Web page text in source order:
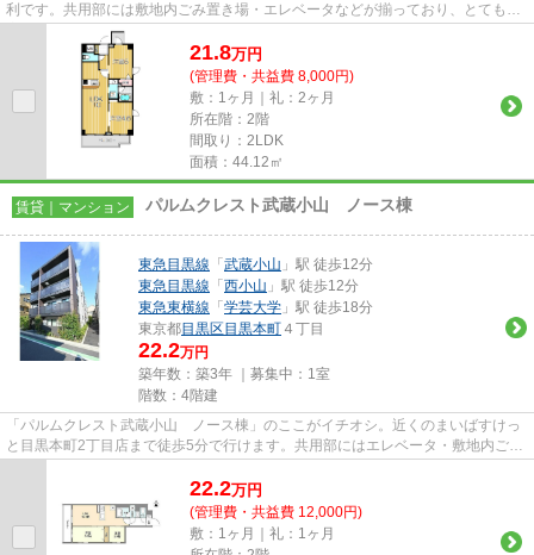
利です。共用部には敷地内ごみ置き場・エレベータなどが揃っており、とても充
実しています。空気の入れ替...
21.8万円
(管理費・共益費 8,000円)
敷：1ヶ月｜礼：2ヶ月
所在階：2階
間取り：2LDK
面積：44.12㎡
賃貸｜マンション パルムクレスト武蔵小山 ノース棟
東急目黒線 「 武蔵小山 」駅 徒歩12分
東急目黒線 「 西小山 」駅 徒歩12分
東急東横線 「 学芸大学 」駅 徒歩18分
東京都目黒区 目黒本町 ４丁目
22.2万円
築年数：築3年 ｜募集中： 1室
階数：4階建
「パルムクレスト武蔵小山 ノース棟」のここがイチオシ。近くのまいばすけっ
と目黒本町2丁目店まで徒歩5分で行けます。共用部にはエレベータ・敷地内ごみ
22.2万円
(管理費・共益費 12,000円)
敷：1ヶ月｜礼：1ヶ月